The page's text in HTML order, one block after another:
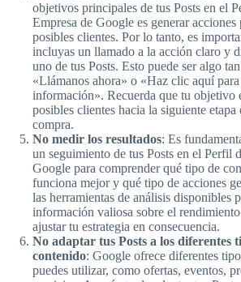
objetivos principales de tus Posts en el
Empresa de Google es generar acciones
posibles clientes. Por lo tanto, es
incluyas un llamado a la acción claro y
uno de tus Posts. Esto puede ser algo
«Llámanos ahora» o «Haz clic aquí
información». Recuerda que tu objetivo
posibles clientes hacia la siguiente etapa
compra.
No medir los resultados: Es
un seguimiento de tus Posts en el Perfil
Google para comprender qué tipo de
funciona mejor y qué tipo de acciones
las herramientas de análisis disponibles
información valiosa sobre el
ajustar tu estrategia en consecuencia.
No adaptar tus Posts a los diferentes
contenido: Google ofrece diferentes
puedes utilizar, como ofertas, eventos,